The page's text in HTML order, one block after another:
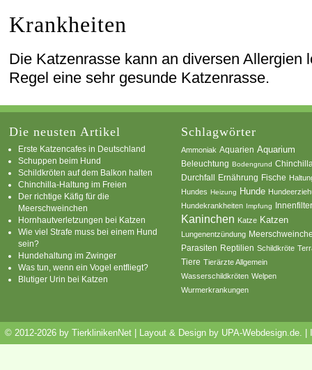
Krankheiten
Die Katzenrasse kann an diversen Allergien
Regel eine sehr gesunde Katzenrasse.
Die neusten Artikel
Erste Katzencafes in Deutschland
Schuppen beim Hund
Schildkröten auf dem Balkon halten
Chinchilla-Haltung im Freien
Der richtige Käfig für die
Meerschweinchen
Hornhautverletzungen bei Katzen
Wie viel Strafe muss bei einem Hund
sein?
Hundehaltung im Zwinger
Was tun, wenn ein Vogel entfliegt?
Blutiger Urin bei Katzen
Schlagwörter
Ammoniak Aquarien Aquarium
Beleuchtung Bodengrund
Durchfall Ernährung Fische
Hundes Heizung Hunde
Hundekrankheiten Impfung
Kaninchen Katze Katzen
Lungenentzündung
Parasiten Reptilien Schildkröte
Tiere Tierärzte Allgemein
Wasserschildkröten Welpen
Wurmerkrankungen
© 2012-2026 by TierklinikenNet | Layout & Design by UPA-Webdesign.de.